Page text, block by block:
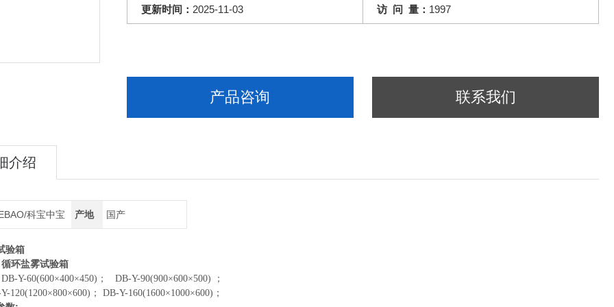
更新时间： 2025-11-03 访 问 量： 1997
产品咨询 联系我们
介绍
科宝中宝 产地 国产
验箱
循环盐雾试验箱
Y-60(600×400×450)； DB-Y-90(900×600×500) ；
×800×600)； DB-Y-160(1600×1000×600)；